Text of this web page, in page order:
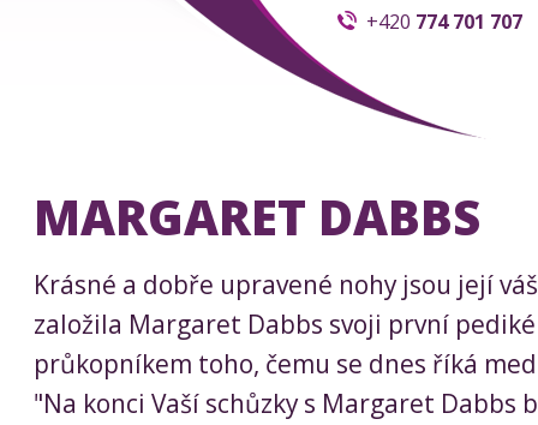
+420 774 701 707
MARGARET DABBS
Krásné a dobře upravené nohy jsou její
založila Margaret Dabbs svoji první
průkopníkem toho, čemu se dnes říká
"Na konci Vaší schůzky s Margaret Dabbs